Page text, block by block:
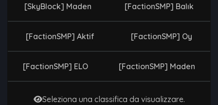
[SkyBlock] Maden [FactionSMP] Balık
[FactionSMP] Aktif [FactionSMP] Oy
[FactionSMP] ELO [FactionSMP] Maden
Seleziona una classifica da visualizzare.